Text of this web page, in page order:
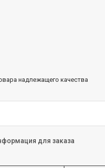
надлежащего качества
для заказа